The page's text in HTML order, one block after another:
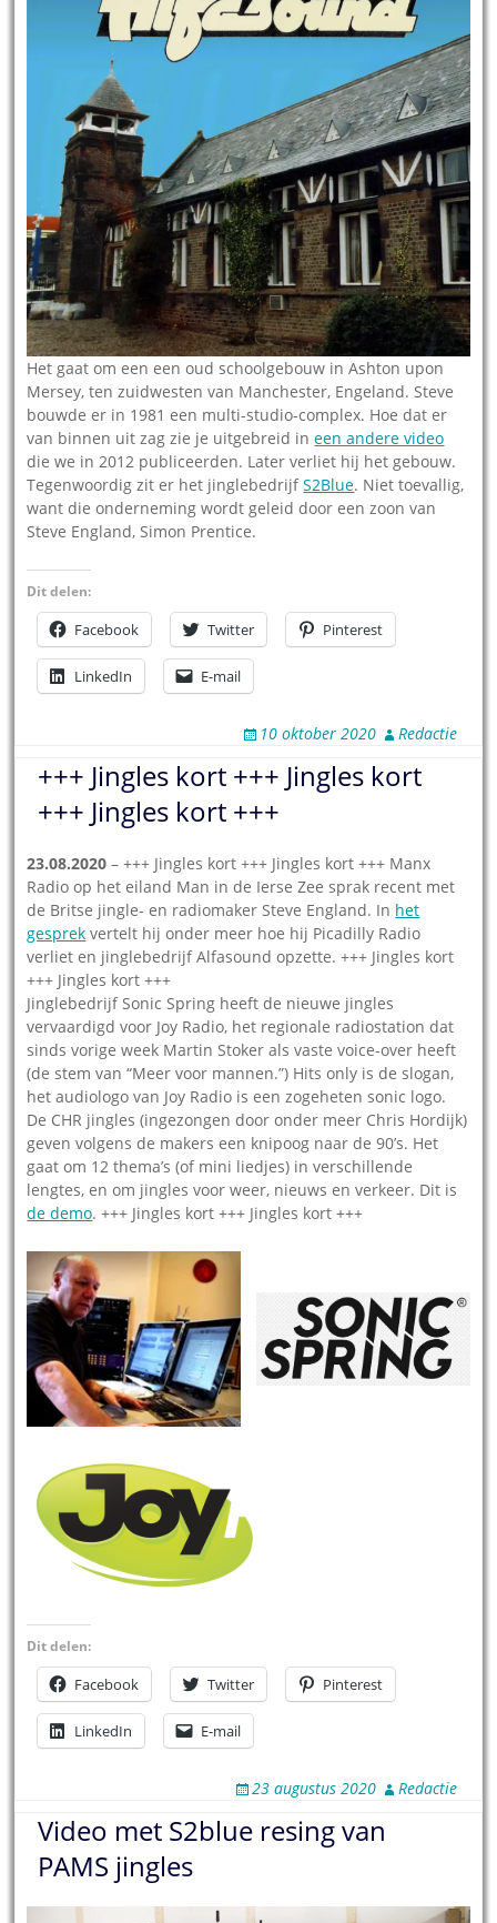
Het gaat om een een oud schoolgebouw in Ashton upon
Mersey, ten zuidwesten van Manchester, Engeland. Steve
bouwde er in 1981 een multi-studio-complex. Hoe dat er
van binnen uit zag zie je uitgebreid ineen andere video
die we in 2012 publiceerden. Later verliet hij het gebouw.
Tegenwoordig zit er het jinglebedrijfS2Blue. Niet toevallig,
want die onderneming wordt geleid door een zoon van
Steve England, Simon Prentice.
Dit delen:
Facebook Twitter Pinterest
LinkedIn E-mail
10 oktober 2020 Redactie
+++ Jingles kort +++ Jingles kort
+++ Jingles kort +++
23.08.2020 – +++ Jingles kort +++ Jingles kort +++ Manx
Radio op het eiland Man in de Ierse Zee sprak recent met
de Britse jingle- en radiomaker Steve England. In het
gesprek vertelt hij onder meer hoe hij Picadilly Radio
verliet en jinglebedrijf Alfasound opzette. +++ Jingles kort
+++ Jingles kort +++
Jinglebedrijf Sonic Spring heeft de nieuwe jingles
vervaardigd voor Joy Radio, het regionale radiostation dat
sinds vorige week Martin Stoker als vaste voice-over heeft
(de stem van “Meer voor mannen.”) Hits only is de slogan,
het audiologo van Joy Radio is een zogeheten sonic logo.
De CHR jingles (ingezongen door onder meer Chris Hordijk)
geven volgens de makers een knipoog naar de 90’s. Het
gaat om 12 thema’s (of mini liedjes) in verschillende
lengtes, en om jingles voor weer, nieuws en verkeer. Dit is
de demo. +++ Jingles kort +++ Jingles kort +++
Dit delen:
Facebook Twitter Pinterest
LinkedIn E-mail
23 augustus 2020 Redactie
Video met S2blue resing van
PAMS jingles